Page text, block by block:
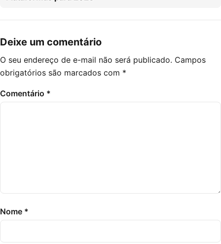
Deixe um comentário
O seu endereço de e-mail não será publicado. Campos
obrigatórios são marcados com *
Comentário *
Nome *